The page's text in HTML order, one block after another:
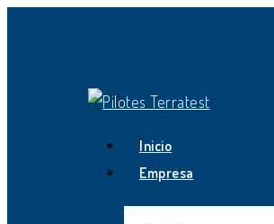
Inicio
Empresa